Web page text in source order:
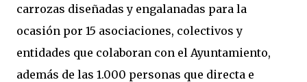
carrozas diseñadas y engalanadas para la
ocasión por 15 asociaciones, colectivos y
entidades que colaboran con el Ayuntamiento,
además de las 1.000 personas que directa e